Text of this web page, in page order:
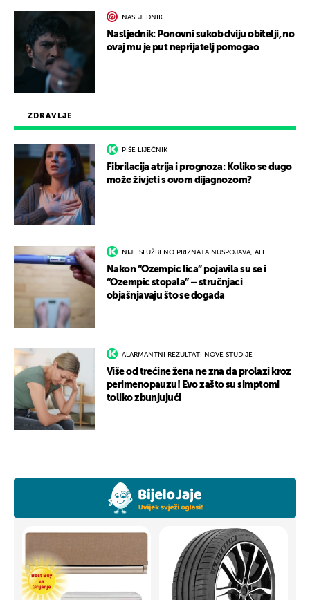
ZDRAVLJE
PIŠE LIJEČNIK
Fibrilacija atrija i prognoza: Koliko se dugo
može živjeti s ovom dijagnozom?
NIJE SLUŽBENO PRIZNATA NUSPOJAVA, ALI ...
Nakon “Ozempic lica” pojavila su se i
“Ozempic stopala” – stručnjaci
objašnjavaju što se događa
ALARMANTNI REZULTATI NOVE STUDIJE
Više od trećine žena ne zna da prolazi kroz
perimenopauzu! Evo zašto su simptomi
toliko zbunjujući
NASLJEDNIK
Nasljednik: Ponovni sukob dviju obitelji, no
ovaj mu je put neprijatelj pomogao